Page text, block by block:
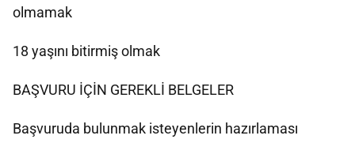
olmamak
18 yaşını bitirmiş olmak
BAŞVURU İÇİN GEREKLİ BELGELER
Başvuruda bulunmak isteyenlerin hazırlaması